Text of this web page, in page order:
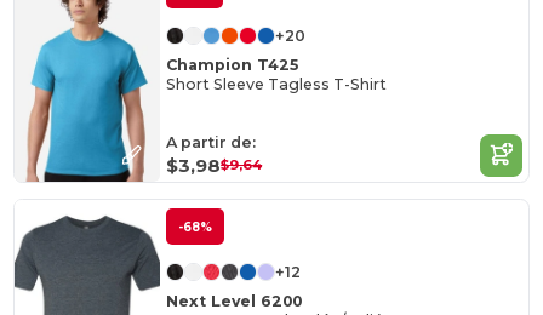
+20
Champion T425
Short Sleeve Tagless T-Shirt
A partir de:
$3,98$9,64
-68%
+12
Next Level 6200